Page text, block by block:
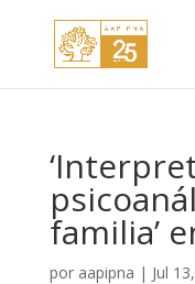
familia’
por aapipna | Jul